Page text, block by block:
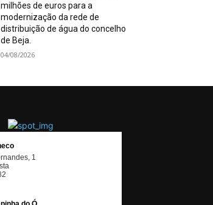
milhões de euros para a
modernização da rede de
distribuição de água do concelho
de Beja.
04/08/2026